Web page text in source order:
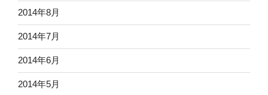
2014年8月
2014年7月
2014年6月
2014年5月